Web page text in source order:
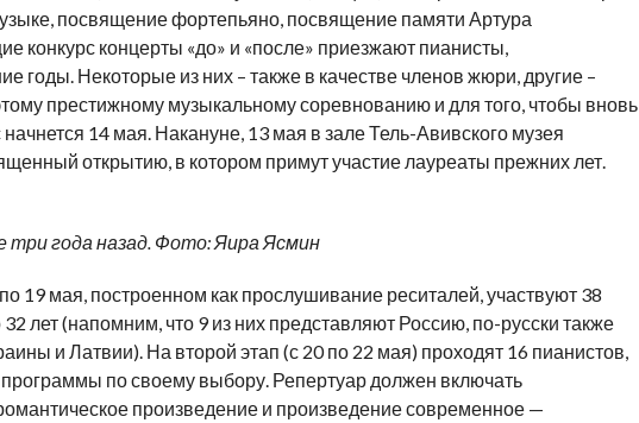
посвящение фортепьяно, посвящение памяти Артура
конкурс концерты «до» и «после» приезжают пианисты,
годы. Некоторые из них – также в качестве членов жюри, другие –
престижному музыкальному соревнованию и для того, чтобы вновь
14 мая. Накануне, 13 мая в зале Тель-Авивского музея
открытию, в котором примут участие лауреаты прежних лет.
три года назад. Фото: Яира Ясмин
19 мая, построенном как прослушивание реситалей, участвуют 38
лет (напомним, что 9 из них представляют Россию, по-русски также
и Латвии). На второй этап (с 20 по 22 мая) проходят 16 пианистов,
по своему выбору. Репертуар должен включать
произведение и произведение современное —